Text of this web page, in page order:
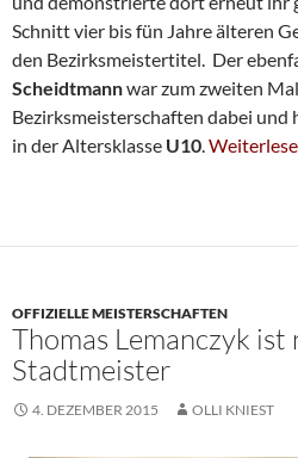
Schnitt vier bis fün Jahre älteren
den Bezirksmeistertitel. Der
Scheidtmannwar zum zweiten
Bezirksmeisterschaften dabei
in der Altersklasse U10.SG Hat
OFFIZIELLE MEISTERSCHAFTEN
Thomas Lemanczyk ist
Stadtmeister
4. DEZEMBER 2015 OLLI KNIEST